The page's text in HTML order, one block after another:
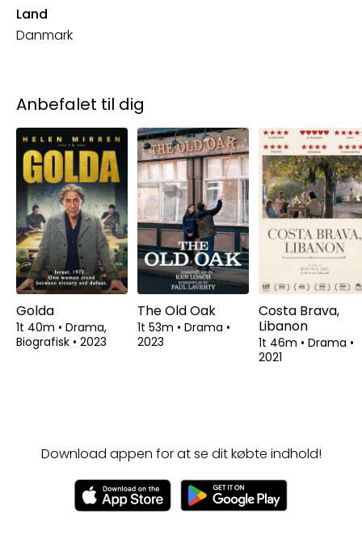
Land
Danmark
Anbefalet til dig
Golda
1t 40m • Drama,
Biografisk • 2023
The Old Oak
1t 53m • Drama •
2023
Costa Brava,
Libanon
1t 46m • Drama •
2021
Download appen for at se dit købte indhold!